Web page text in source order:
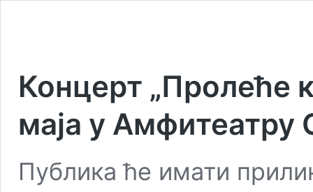
Концерт „Пролеће
маја у
Публика ће имати